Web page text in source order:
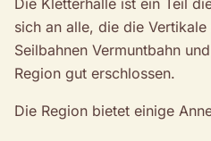
Die Kletterhalle ist ein Teil
sich an alle, die die
Seilbahnen Vermuntbahn
Region gut erschlossen.
Die Region bietet einige